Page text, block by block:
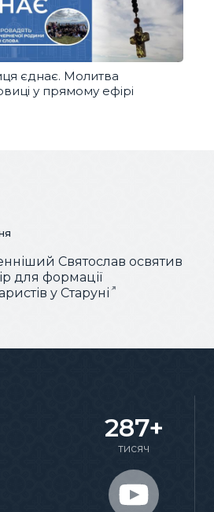
єднає. Молитва
у прямому ефірі
Святослав освятив
для формації
у Старуні
287+
тисяч